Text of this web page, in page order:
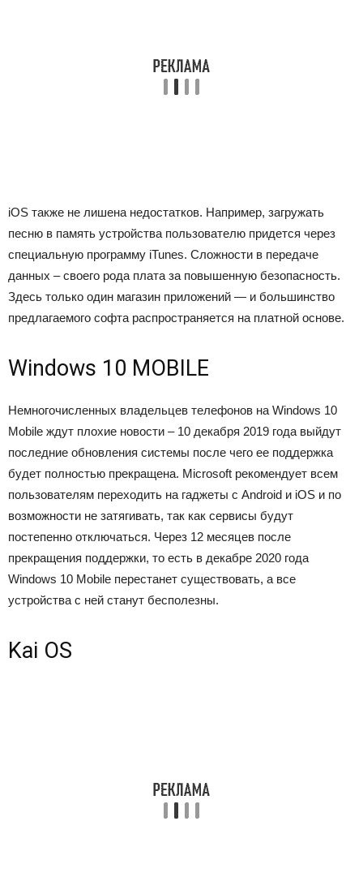
iOS также не лишена недостатков. Например, загружать
песню в память устройства пользователю придется через
специальную программу iTunes. Сложности в передаче
данных – своего рода плата за повышенную безопасность.
Здесь только один магазин приложений — и большинство
предлагаемого софта распространяется на платной основе.
Windows 10 MOBILE
Немногочисленных владельцев телефонов на Windows 10
Mobile ждут плохие новости – 10 декабря 2019 года выйдут
последние обновления системы после чего ее поддержка
будет полностью прекращена. Microsoft рекомендует всем
пользователям переходить на гаджеты с Android и iOS и по
возможности не затягивать, так как сервисы будут
постепенно отключаться. Через 12 месяцев после
прекращения поддержки, то есть в декабре 2020 года
Windows 10 Mobile перестанет существовать, а все
устройства с ней станут бесполезны.
Kai OS